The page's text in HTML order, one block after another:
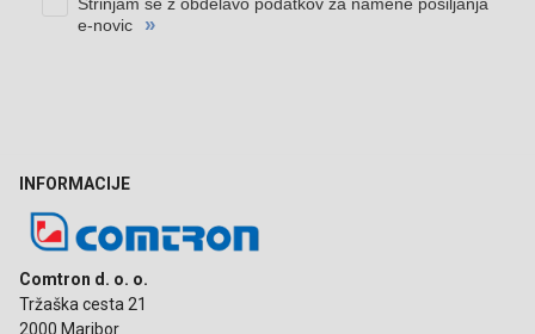
INFORMACIJE
Comtron d. o. o.
Tržaška cesta 21
2000 Maribor